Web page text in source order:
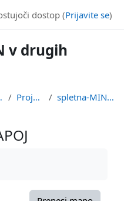
dostop (Prijavite se)
v drugih
Projekti 22 spletna-MINUT-NAPOJ